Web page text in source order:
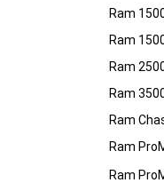
Ram
Ram
Ram
Ram
Ram
Ram
Ram